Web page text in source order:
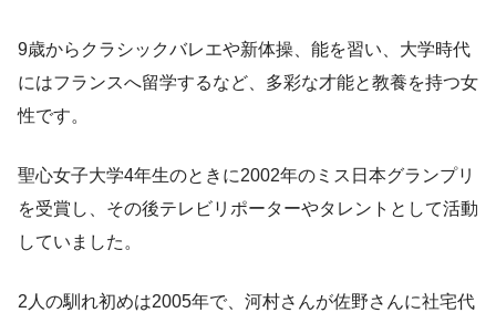
9歳からクラシックバレエや新体操、能を習い、大学時代
にはフランスへ留学するなど、多彩な才能と教養を持つ女
性です。
聖心女子大学4年生のときに2002年のミス日本グランプリ
を受賞し、その後テレビリポーターやタレントとして活動
していました。
2人の馴れ初めは2005年で、河村さんが佐野さんに社宅代